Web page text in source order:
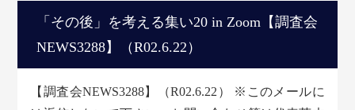
「その後」を考える集い20 in Zoom【調査会
NEWS3288】（R02.6.22）
【調査会NEWS3288】（R02.6.22） ※このメールに